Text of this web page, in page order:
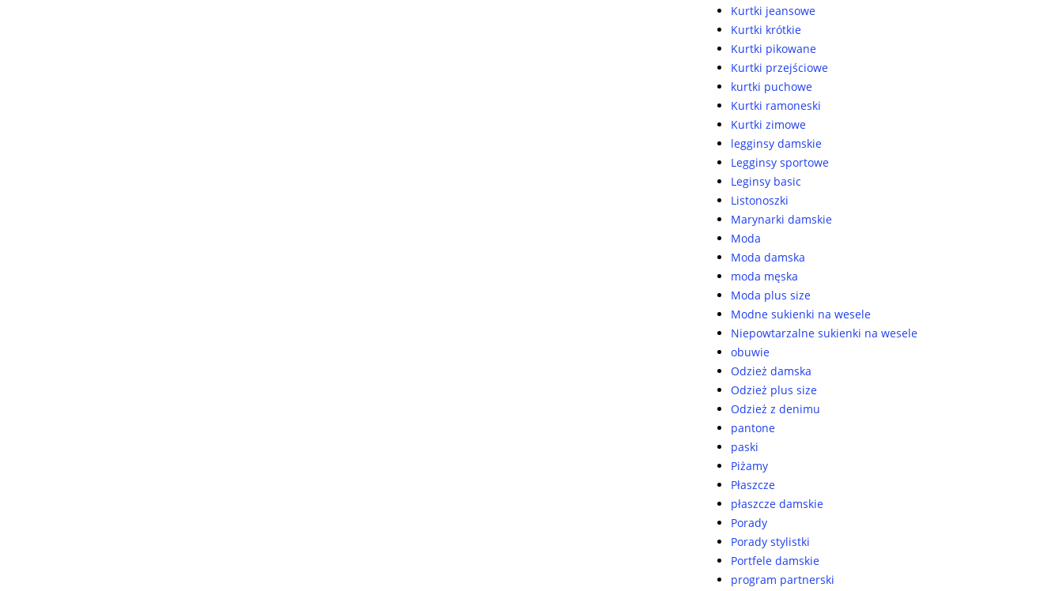
Kurtki jeansowe
Kurtki krótkie
Kurtki pikowane
Kurtki przejściowe
kurtki puchowe
Kurtki ramoneski
Kurtki zimowe
legginsy damskie
Legginsy sportowe
Leginsy basic
Listonoszki
Marynarki damskie
Moda
Moda damska
moda męska
Moda plus size
Modne sukienki na wesele
Niepowtarzalne sukienki na wesele
obuwie
Odzież damska
Odzież plus size
Odzież z denimu
pantone
paski
Piżamy
Płaszcze
płaszcze damskie
Porady
Porady stylistki
Portfele damskie
program partnerski